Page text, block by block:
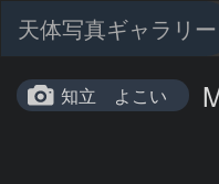
天体写真ギャラリー
知立 よこい